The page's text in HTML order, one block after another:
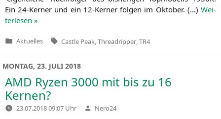
Ein 24-Ker­ner und ein 12-Ker­ner fol­gen im Okto­ber. (…) Wei­
ter­le­sen »
Veröffentlicht
Aktuelles Tags:
Castle Peak Threadripper TR4
MONTAG, 23. JULI 2018
AMD Ryzen 3000 mit bis zu 16
Kernen?
23.07.2018 09:07 Uhr Verfasst
von
Nero24